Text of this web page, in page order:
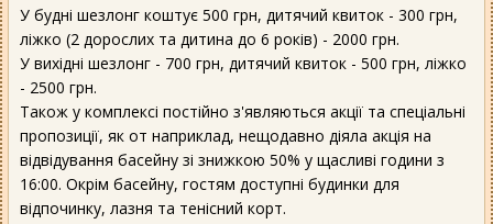
У будні шезлонг коштує 500 грн, дитячий квиток - 300 грн,
ліжко (2 дорослих та дитина до 6 років) - 2000 грн.
У вихідні шезлонг - 700 грн, дитячий квиток - 500 грн, ліжко
- 2500 грн.
Також у комплексі постійно з'являються акції та спеціальні
пропозиції, як от наприклад, нещодавно діяла акція на
відвідування басейну зі знижкою 50% у щасливі години з
16:00. Окрім басейну, гостям доступні будинки для
відпочинку, лазня та тенісний корт.